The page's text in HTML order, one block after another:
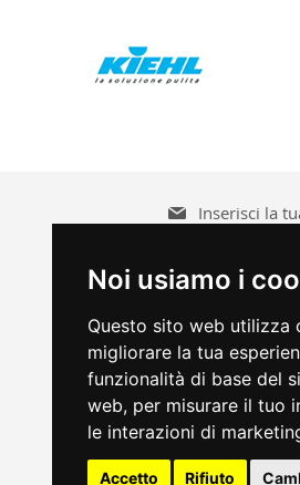
Noi usiamo i
Questo sito web
migliorare la tua
funzionalità di base del
web, per misurare il tuo
le interazioni di
Accetto Rifiuto
Iscriviti
alla
Newsletter: